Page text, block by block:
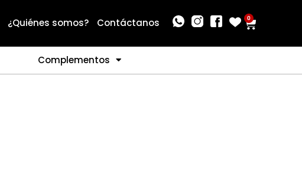
¿Quiénes somos? Contáctanos 0
Complementos